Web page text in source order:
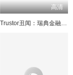
高清
Trustor丑闻：瑞典金融案内幕